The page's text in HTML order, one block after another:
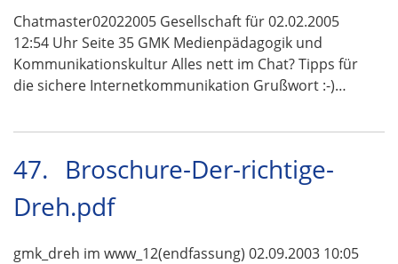
Chatmaster02022005 Gesellschaft für 02.02.2005
12:54 Uhr Seite 35 GMK Medienpädagogik und
Kommunikationskultur Alles nett im Chat? Tipps für
die sichere Internetkommunikation Grußwort :-)…
47. Broschure-Der-richtige-
Dreh.pdf
gmk_dreh im www_12(endfassung) 02.09.2003 10:05